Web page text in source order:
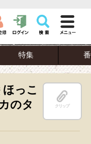
特集
っこ
のタ
クリップ